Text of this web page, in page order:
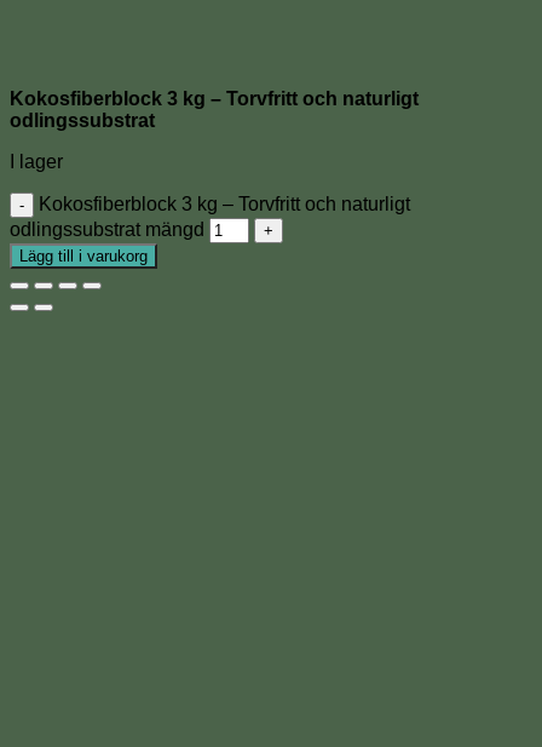
Kokosfiberblock 3 kg – Torvfritt och naturligt
odlingssubstrat
I lager
Kokosfiberblock 3 kg – Torvfritt och naturligt
odlingssubstrat mängd
Lägg till i varukorg